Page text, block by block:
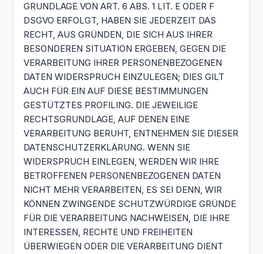
GRUNDLAGE VON ART. 6 ABS. 1 LIT. E ODER F
DSGVO ERFOLGT, HABEN SIE JEDERZEIT DAS
RECHT, AUS GRÜNDEN, DIE SICH AUS IHRER
BESONDEREN SITUATION ERGEBEN, GEGEN DIE
VERARBEITUNG IHRER PERSONENBEZOGENEN
DATEN WIDERSPRUCH EINZULEGEN; DIES GILT
AUCH FÜR EIN AUF DIESE BESTIMMUNGEN
GESTÜTZTES PROFILING. DIE JEWEILIGE
RECHTSGRUNDLAGE, AUF DENEN EINE
VERARBEITUNG BERUHT, ENTNEHMEN SIE DIESER
DATENSCHUTZERKLÄRUNG. WENN SIE
WIDERSPRUCH EINLEGEN, WERDEN WIR IHRE
BETROFFENEN PERSONENBEZOGENEN DATEN
NICHT MEHR VERARBEITEN, ES SEI DENN, WIR
KÖNNEN ZWINGENDE SCHUTZWÜRDIGE GRÜNDE
FÜR DIE VERARBEITUNG NACHWEISEN, DIE IHRE
INTERESSEN, RECHTE UND FREIHEITEN
ÜBERWIEGEN ODER DIE VERARBEITUNG DIENT